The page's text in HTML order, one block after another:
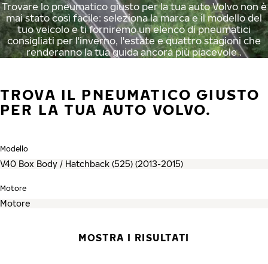
Trovare lo pneumatico giusto per la tua auto Volvo non è
mai stato così facile: seleziona la marca e il modello del
tuo veicolo e ti forniremo un elenco di pneumatici
consigliati per l'inverno, l'estate e quattro stagioni che
renderanno la tua guida ancora più piacevole .
TROVA IL PNEUMATICO GIUSTO
PER LA TUA AUTO VOLVO.
Modello
Motore
MOSTRA I RISULTATI